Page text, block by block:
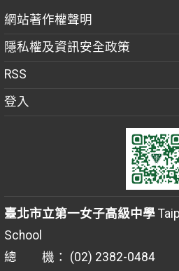
網站著作權聲明
隱私權及資訊安全政策
RSS
登入
臺北市立第一女子高級中學
School
總 機： (02) 2382-0484